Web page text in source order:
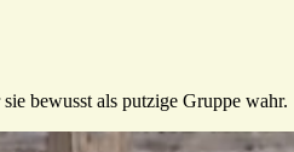
bewusst als putzige Gruppe wahr.